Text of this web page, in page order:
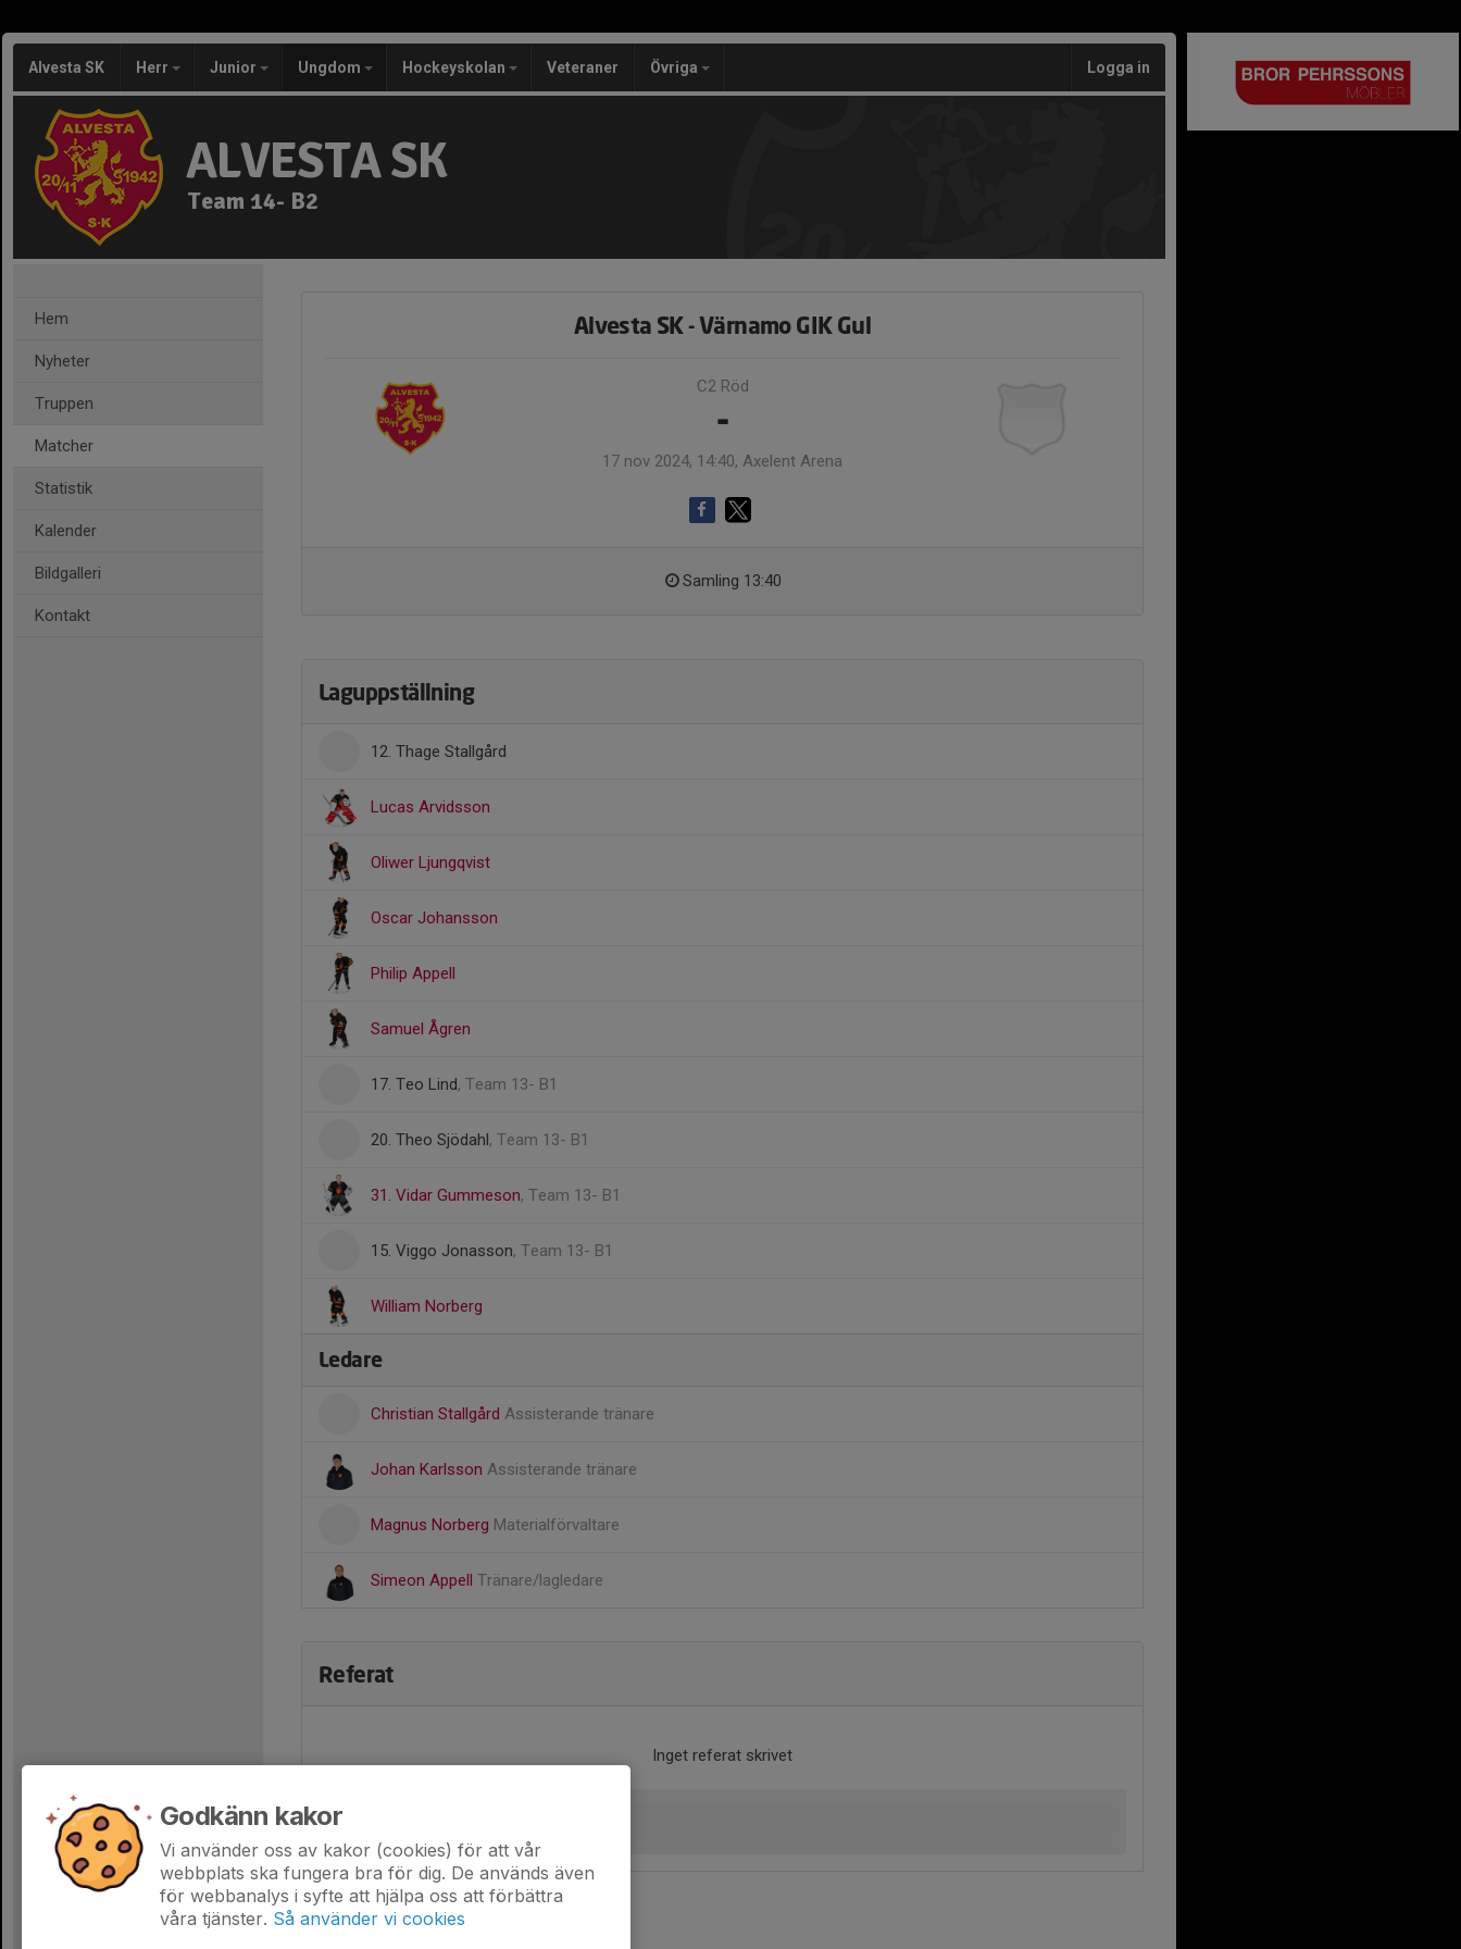
Alvesta SK Herr Junior Ungdom Hockeyskolan Veteraner Övriga Logga in
ALVESTA SK
Team 14- B2
Hem
Nyheter
Truppen
Matcher
Statistik
Kalender
Bildgalleri
Kontakt
Alvesta SK - Värnamo GIK Gul
C2 Röd
-
17 nov 2024, 14:40, Axelent Arena
Samling 13:40
Laguppställning
12. Thage Stallgård
Lucas Arvidsson
Oliwer Ljungqvist
Oscar Johansson
Philip Appell
Samuel Ågren
17. Teo Lind, Team 13- B1
20. Theo Sjödahl, Team 13- B1
31. Vidar Gummeson, Team 13- B1
15. Viggo Jonasson, Team 13- B1
William Norberg
Ledare
Christian Stallgård Assisterande tränare
Johan Karlsson Assisterande tränare
Magnus Norberg Materialförvaltare
Simeon Appell Tränare/lagledare
Referat
Inget referat skrivet
Godkänn kakor
Vi använder oss av kakor (cookies) för att vår
webbplats ska fungera bra för dig. De används även
för webbanalys i syfte att hjälpa oss att förbättra
våra tjänster. Så använder vi cookies